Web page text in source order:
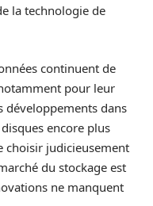
la technologie de
continuent de
pour leur
développements dans
encore plus
choisir judicieusement
du stockage est
ne manquent